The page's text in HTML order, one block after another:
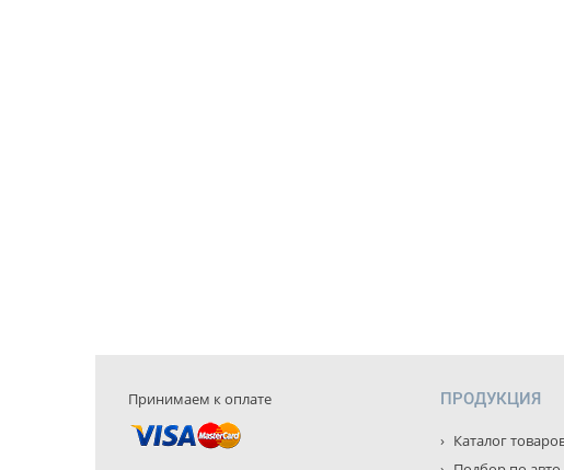
Принимаем к оплате ПРОДУКЦИЯ
Каталог